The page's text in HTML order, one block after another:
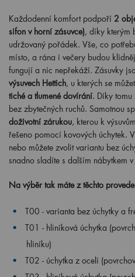
Každodenní komfort podpoří 2
sifon v horní zásuvce), díky kterým
udržovaný pořádek. Vše, co
místo, a rána i večery budou
fungují a nic nepřekáží. Zásuvky
výsuvech Hettich, u kterých se
tiché a tlumené dovírání. Díky
bez zbytečných ruchů. Samotnou
doživotní zárukou, kterou k
řešeno pomocí kovových úchytek.
nebo můžete zvolit variantu bez
snadno sladíte s dalším nábytkem
Na výběr tak máte z těchto
T00 - varianta bez úchytky a
T01 - hliníková úchytka
hliníku)
T02 - úchytka z oceli